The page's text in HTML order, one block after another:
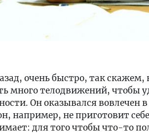
очень быстро, так скажем,
много телодвижений, чтобы
Он оказывался вовлечен
например, не приготовит
для того чтобы что-то